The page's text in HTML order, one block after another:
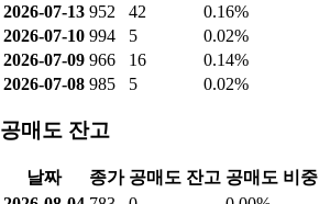
2026-07-13 952 42
0.16%
2026-07-10 994 5
0.02%
2026-07-09 966 16
0.14%
2026-07-08 985 5 0.02%
공매도 잔고
날짜 종가 공매도 잔고 공매도 비중